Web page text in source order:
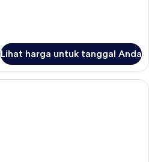
Lihat harga untuk tanggal Anda
Kamar Keluarga | Minibar, brankas,